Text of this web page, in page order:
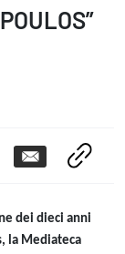
dei dieci anni
la Mediateca